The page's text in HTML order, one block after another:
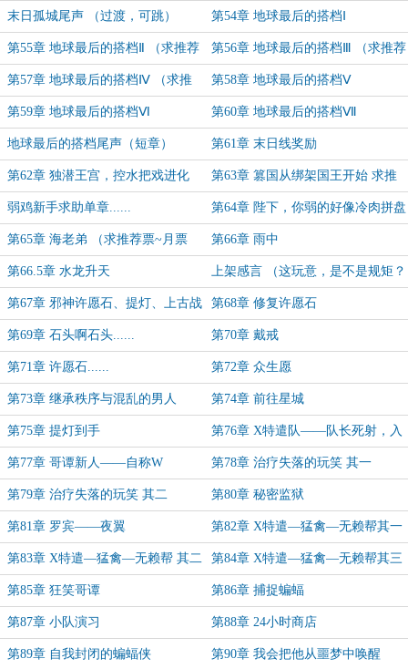
混
末日孤城尾声 （过渡，可跳） 第54章 地球最后的搭档Ⅰ
第55章 地球最后的搭档Ⅱ （求推荐
票，月票~）
第56章 地球最后的搭档Ⅲ （求推荐
票，月票~）
第57章 地球最后的搭档Ⅳ （求推
荐票，月票~）
第58章 地球最后的搭档Ⅴ
第59章 地球最后的搭档Ⅵ 第60章 地球最后的搭档Ⅶ
地球最后的搭档尾声（短章） 第61章 末日线奖励
第62章 独潜王宫，控水把戏进化
求推荐票，月票
第63章 篡国从绑架国王开始 求推
荐票，月票
弱鸡新手求助单章...... 第64章 陛下，你弱的好像冷肉拼盘
里的生鱼片
第65章 海老弟 （求推荐票~月票
~）
第66章 雨中
第66.5章 水龙升天 上架感言 （这玩意，是不是规矩？
先发了） 求首订~~
第67章 邪神许愿石、提灯、上古战
场
第68章 修复许愿石
第69章 石头啊石头...... 第70章 戴戒
第71章 许愿石...... 第72章 众生愿
第73章 继承秩序与混乱的男人 第74章 前往星城
第75章 提灯到手 第76章 X特遣队——队长死射，入
队！
第77章 哥谭新人——自称W 第78章 治疗失落的玩笑 其一
第79章 治疗失落的玩笑 其二 第80章 秘密监狱
第81章 罗宾——夜翼 第82章 X特遣—猛禽—无赖帮其一
第83章 X特遣—猛禽—无赖帮 其二 第84章 X特遣—猛禽—无赖帮其三
第85章 狂笑哥谭 第86章 捕捉蝙蝠
第87章 小队演习 第88章 24小时商店
第89章 自我封闭的蝙蝠侠 第90章 我会把他从噩梦中唤醒